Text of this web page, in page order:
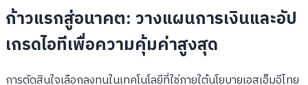
ก้าวแรกสู่อนาคต: วางแผนการเงินและอัป
เกรดไอทีเพื่อความคุ้มค่าสูงสุด
การตัดสินใจเลือกลงทุนในเทคโนโลยีที่ใช่ภายใต้นโยบายเอสเอ็มอีไทย